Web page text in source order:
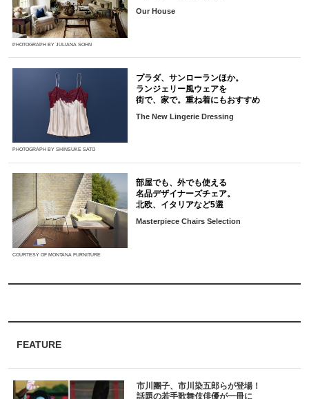
FEATURE
市川團子、市川染五郎らが登場！
話題の若手歌舞伎俳優が一冊に
PHOTOGRAPH BY JULIANA SOHN
Our House
PHOTOGRAPH BY SHINSUKE SATO
プラダ、サンローランほか。
ランジェリー風ウェアを
街で、家で。重ね着にもおすすめ
The New Lingerie Dressing
COURTESY OF MONTANA FURNITURE
部屋でも、外でも使える
名品デザイナーズチェア。
北欧、イタリアなど5選
Masterpiece Chairs Selection